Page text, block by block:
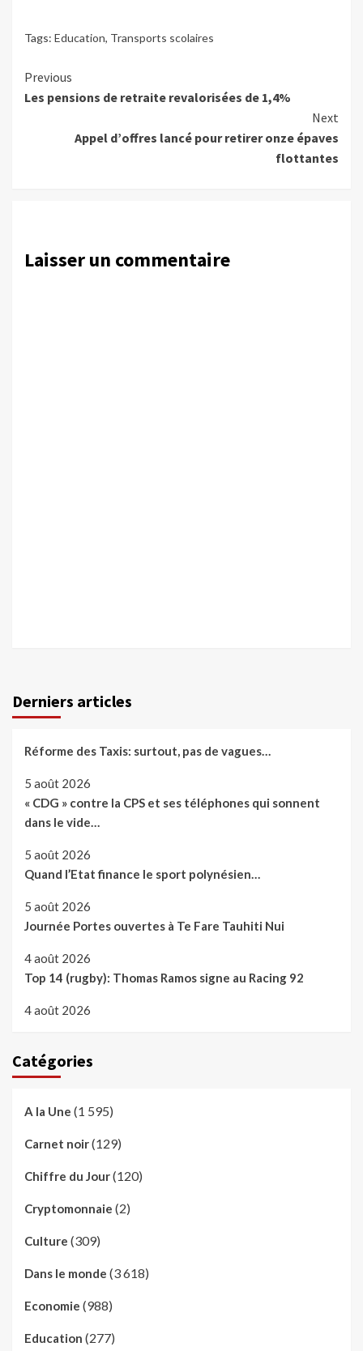
Tags: Education, Transports scolaires
Continue
Reading
Previous
Les pensions de retraite revalorisées de 1,4%
Next
Appel d’offres lancé pour retirer onze épaves
flottantes
Laisser un commentaire
Derniers articles
Réforme des Taxis: surtout, pas de vagues…
5 août 2026
« CDG » contre la CPS et ses téléphones qui sonnent
dans le vide…
5 août 2026
Quand l’Etat finance le sport polynésien…
5 août 2026
Journée Portes ouvertes à Te Fare Tauhiti Nui
4 août 2026
Top 14 (rugby): Thomas Ramos signe au Racing 92
4 août 2026
Catégories
A la Une (1 595)
Carnet noir(129)
Chiffre du Jour(120)
Cryptomonnaie (2)
Culture (309)
Dans le monde (3 618)
Economie (988)
Education (277)